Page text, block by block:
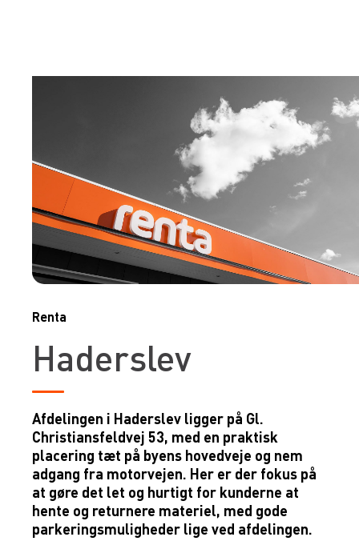
Renta
Haderslev
Afdelingen i Haderslev ligger på Gl.
Christiansfeldvej 53, med en praktisk
placering tæt på byens hovedveje og nem
adgang fra motorvejen. Her er der fokus på
at gøre det let og hurtigt for kunderne at
hente og returnere materiel, med gode
parkeringsmuligheder lige ved afdelingen.